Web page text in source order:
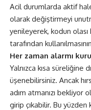
Acil durumlarda aktif
olarak değiştirmeyi
yenileyerek, kodun olası
tarafından
Her zaman alarmı
Yalnızca kısa süreliğine
üşenebilirsiniz. Ancak
adım atmanızı bekliyor
girip çıkabilir. Bu